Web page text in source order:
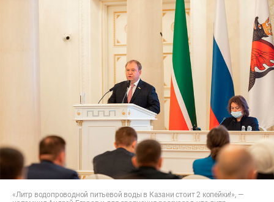
«Литр водопроводной питьевой воды в Казани стоит 2 копейки!», —